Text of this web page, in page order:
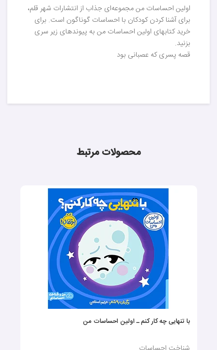
اولین احساسات من مجموعه‌ای جذاب از انتشارات شهر قلم،
برای آشنا کردن کودکان با احساسات گوناگون است. برای
خرید کتابهای اولین احساسات من به پیوندهای زیر سری
بزنید.
قصه پسری که عصبانی بود
محصولات مرتبط
با تنهایی چه کار کنم ـ اولین احساسات من